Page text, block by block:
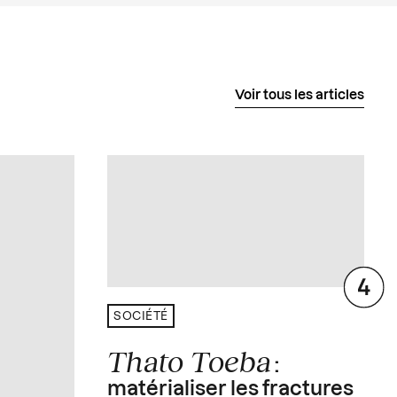
Voir tous les articles
SOCIÉTÉ
Thato Toeba :
matérialiser les fractures